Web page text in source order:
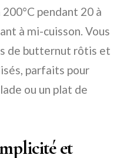
pendant 20 à
à mi-cuisson. Vous
de butternut rôtis et
parfaits pour
ou un plat de
et